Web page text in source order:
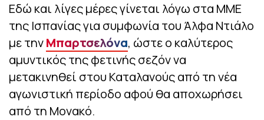
Εδώ και λίγες μέρες γίνεται λόγω στα ΜΜΕ
της Ισπανίας για συμφωνία του Άλφα Ντιάλο
με τηνΜπαρτσελόνα, ώστε ο καλύτερος
αμυντικός της φετινής σεζόν να
μετακινηθεί στου Καταλανούς από τη νέα
αγωνιστική περίοδο αφού θα αποχωρήσει
από τη Μονακό.